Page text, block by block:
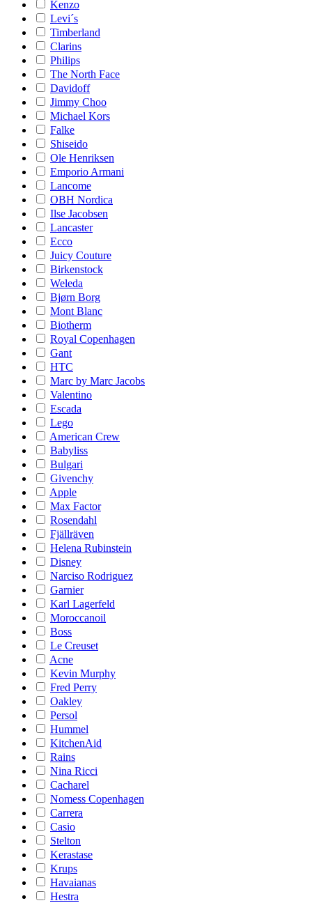
Kenzo
Levi´s
Timberland
Clarins
Philips
The North Face
Davidoff
Jimmy Choo
Michael Kors
Falke
Shiseido
Ole Henriksen
Emporio Armani
Lancome
OBH Nordica
Ilse Jacobsen
Lancaster
Ecco
Juicy Couture
Birkenstock
Weleda
Bjørn Borg
Mont Blanc
Biotherm
Royal Copenhagen
Gant
HTC
Marc by Marc Jacobs
Valentino
Escada
Lego
American Crew
Babyliss
Bulgari
Givenchy
Apple
Max Factor
Rosendahl
Fjällräven
Helena Rubinstein
Disney
Narciso Rodriguez
Garnier
Karl Lagerfeld
Moroccanoil
Boss
Le Creuset
Acne
Kevin Murphy
Fred Perry
Oakley
Persol
Hummel
KitchenAid
Rains
Nina Ricci
Cacharel
Nomess Copenhagen
Carrera
Casio
Stelton
Kerastase
Krups
Havaianas
Hestra